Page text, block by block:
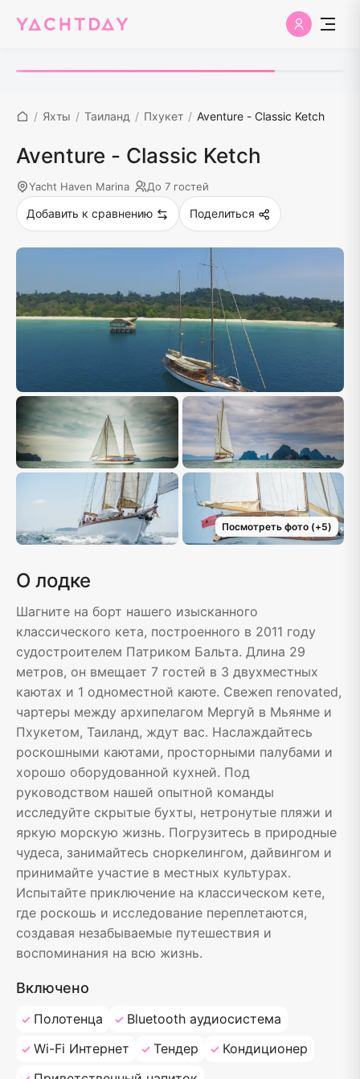
/ Яхты / Таиланд / Пхукет / Aventure - Classic Ketch
Aventure - Classic Ketch
Yacht Haven Marina До 7 гостей
Добавить к сравнению Поделиться
Посмотреть фото(+5)
О лодке
Шагните на борт нашего изысканного
классического кета, построенного в 2011 году
судостроителем Патриком Бальта. Длина 29
метров, он вмещает 7 гостей в 3 двухместных
каютах и 1 одноместной каюте. Свежеп renovated,
чартеры между архипелагом Мергуй в Мьянме и
Пхукетом, Таиланд, ждут вас. Наслаждайтесь
роскошными каютами, просторными палубами и
хорошо оборудованной кухней. Под
руководством нашей опытной команды
исследуйте скрытые бухты, нетронутые пляжи и
яркую морскую жизнь. Погрузитесь в природные
чудеса, занимайтесь сноркелингом, дайвингом и
принимайте участие в местных культурах.
Испытайте приключение на классическом кете,
где роскошь и исследование переплетаются,
создавая незабываемые путешествия и
воспоминания на всю жизнь.
Включено
Полотенца
Bluetooth аудиосистема
Wi-Fi Интернет
Тендер
Кондиционер